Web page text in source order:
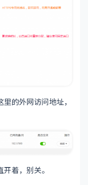
的外网访问地址，
着，别关。